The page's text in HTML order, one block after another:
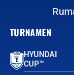
TURNAMEN
HYUNDAI
CUP™